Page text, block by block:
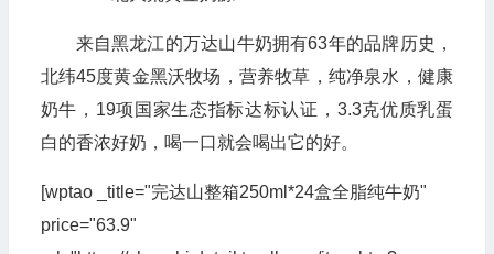
来自黑龙江的万达山牛奶拥有63年的品牌历史，
北纬45度黄金黑沃牧场，营养牧草，纯净泉水，健康
奶牛，19项国家生态指标达标认证，3.3克优质乳蛋
白的香浓好奶，喝一口就会喝出它的好。
[wptao _title="完达山整箱250ml*24盒全脂纯牛奶"
price="63.9"